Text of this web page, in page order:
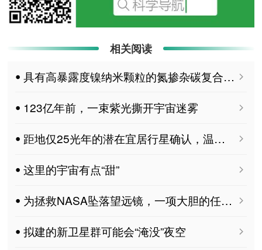
相关阅读
ꔷ 具有高暴露度镍纳米颗粒的氮掺杂碳复合催化剂用于二氧化碳电还原制一氧化碳
ꔷ 123亿年前，一束紫光撕开宇宙迷雾
ꔷ 距地仅25光年的潜在宜居行星确认，温度适宜支持液态水存在
ꔷ 这里的宇宙有点“甜”
ꔷ 为拯救NASA坠落望远镜，一项大胆的任务已启动
ꔷ 拟建的新卫星群可能会“淹没”夜空